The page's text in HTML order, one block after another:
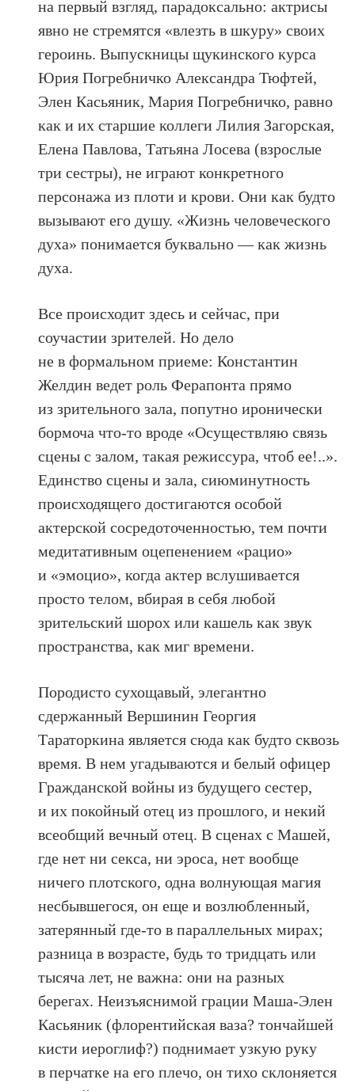
на первый взгляд, парадоксально: актрисы
явно не стремятся «влезть в шкуру» своих
героинь. Выпускницы щукинского курса
Юрия Погребничко Александра Тюфтей,
Элен Касьяник, Мария Погребничко, равно
как и их старшие коллеги Лилия Загорская,
Елена Павлова, Татьяна Лосева (взрослые
три сестры), не играют конкретного
персонажа из плоти и крови. Они как будто
вызывают его душу. «Жизнь человеческого
духа» понимается буквально — как жизнь
духа.
Все происходит здесь и сейчас, при
соучастии зрителей. Но дело
не в формальном приеме: Константин
Желдин ведет роль Ферапонта прямо
из зрительного зала, попутно иронически
бормоча что-то вроде «Осуществляю связь
сцены с залом, такая режиссура, чтоб ее!..».
Единство сцены и зала, сиюминутность
происходящего достигаются особой
актерской сосредоточенностью, тем почти
медитативным оцепенением «рацио»
и «эмоцио», когда актер вслушивается
просто телом, вбирая в себя любой
зрительский шорох или кашель как звук
пространства, как миг времени.
Породисто сухощавый, элегантно
сдержанный Вершинин Георгия
Тараторкина является сюда как будто сквозь
время. В нем угадываются и белый офицер
Гражданской войны из будущего сестер,
и их покойный отец из прошлого, и некий
всеобщий вечный отец. В сценах с Машей,
где нет ни секса, ни эроса, нет вообще
ничего плотского, одна волнующая магия
несбывшегося, он еще и возлюбленный,
затерянный где-то в параллельных мирах;
разница в возрасте, будь то тридцать или
тысяча лет, не важна: они на разных
берегах. Неизъяснимой грации Маша-Элен
Касьяник (флорентийская ваза? тончайшей
кисти иероглиф?) поднимает узкую руку
в перчатке на его плечо, он тихо склоняется